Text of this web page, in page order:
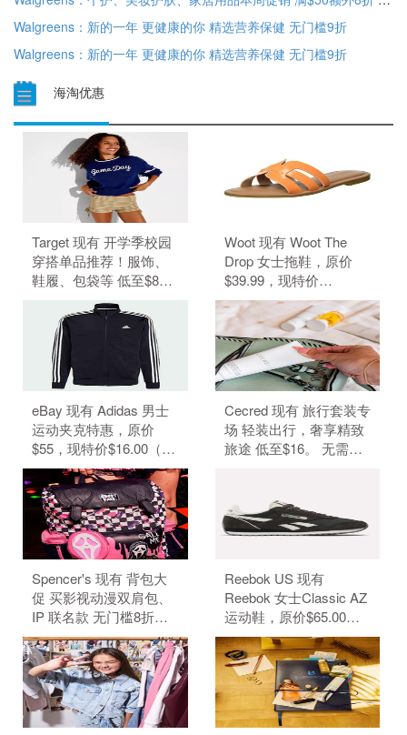
Walgreens：新的一年 更健康的你 精选营养保健 无门槛9折
Walgreens：新的一年 更健康的你 精选营养保健 无门槛9折
海淘优惠
Target 现有 开学季校园
穿搭单品推荐！服饰、
鞋履、包袋等 低至$8。
无需使用优惠码。 优惠
随时可能失效。
Woot 现有 Woot The
Drop 女士拖鞋，原价
$39.99，现特价
$6.99（约47.29元）。
无需使用优惠码。 优惠
随时可能失效。
eBay 现有 Adidas 男士
运动夹克特惠，原价
$55，现特价$16.00（约
108.25元）。 无需使用
优惠码。 优惠随时可能
失效。
Cecred 现有 旅行套装专
场 轻装出行，奢享精致
旅途 低至$16。 无需使
14点59分。 满$50.00免
美国境内运费。
Spencer's 现有 背包大
促 买影视动漫双肩包、
IP 联名款 无门槛8折。
背包8折，需要使用优惠
码：BACKPACKS20。
订单满$40免邮，需要使
用优惠码：FS40。（优
惠码不可叠加）
Reebok US 现有
Reebok 女士Classic AZ
运动鞋，原价$65.00，
现特价$48.99（约
331.59元）。 无需使用
优惠码。 优惠随时可能
失效。